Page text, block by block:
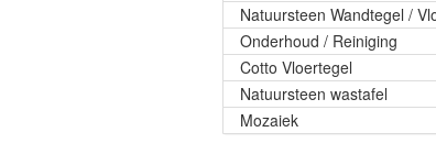
Onderhoud / Reiniging
Cotto Vloertegel
Natuursteen wastafel
Mozaiek